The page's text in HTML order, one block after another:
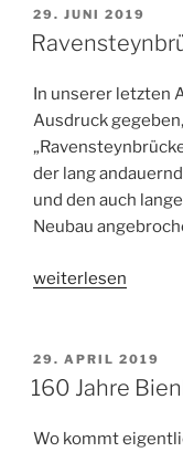
am
3.
2019“
VERÖFFENTLICHT
AM
29. JUNI 2019
In unserer letzten
Ausdruck
der lang
und den auch
Neubau
„Ravensteynbrücke“
weiterlesen
VERÖFFENTLICHT
AM
29. APRIL 2019
160 Jahre
Wo kommt